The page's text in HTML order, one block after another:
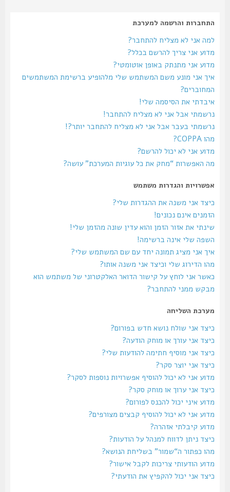
התחברות והרשמה למערכת
למה אני לא מצליח להתחבר?
מדוע אני צריך להרשם בכלל?
מדוע אני מתנתק באופן אוטומטי?
איך אני מונע משם המשתמש שלי מלהופיע ברשימת המשתמשים
המחוברים?
איבדתי את הסיסמה שלי!
נרשמתי אבל אני לא מצליח להתחבר!
נרשמתי בעבר אבל אני לא מצליח להתחבר יותר?!
מדוע אני לא יכול להרשם?
מה האפשרות “מחק את כל עוגיות המערכת” עושה?
אפשרויות והגדרות משתמש
כיצד אני משנה את ההגדרות שלי?
הזמנים אינם נכונים!
שינתי את אזור הזמן והוא עדין שונה מהזמן שלי!
השפה שלי אינה ברשימה!
איך אני מציג תמונה יחד עם שם המשתמש שלי?
מהו הדירוג שלי וכיצד אני משנה אותו?
כאשר אני לוחץ על קישור הדואר האלקטרוני של משתמש הוא
מבקש ממני להתחבר?
מערכת השליחה
כיצד אני שולח נושא חדש בפורום?
כיצד אני עורך או מוחק הודעה?
כיצד אני מוסיף חתימה להודעות שלי?
כיצד אני יוצר סקר?
מדוע אני לא יכול להוסיף אפשרויות נוספות לסקר?
כיצד אני ערוך או מוחק סקר?
מדוע איני יכול להכנס לפורום?
מדוע אני לא יכול להוסיף קבצים מצורפים?
מדוע קיבלתי אזהרה?
כיצד ניתן לדווח למנהל על הודעות?
מהו כפתור ה“שמור” בשליחת הנושא?
מדוע הודעותי צריכות לקבל אישור?
כיצד אני יכול להקפיץ את הודעתי?